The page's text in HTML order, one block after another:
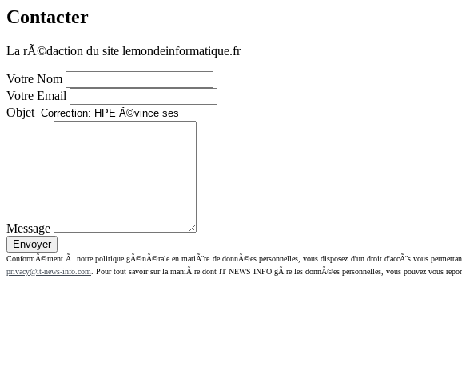
Contacter
La rÃ©daction du site lemondeinformatique.fr
Votre Nom
Votre Email
Objet
Message
ConformÃ©ment Ã notre politique gÃ©nÃ©rale en matiÃ¨re de donnÃ©es personnelles, vous disposez d'un droit d'accÃ¨s vous
privacy@it-news-info.com . Pour tout savoir sur la maniÃ¨re dont IT NEWS INFO gÃ¨re les donnÃ©es personnelles, vous pouvez vous